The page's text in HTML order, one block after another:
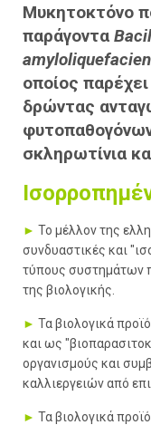
Μυκητοκτόνο
παράγοντα
οποίος
δρώντας
σκληρωτίνια
► Το μέλλον της
συνδυαστικές και
τύπους συστημάτων
της βιολογικής.
► Τα βιολογικά
και ως
οργανισμούς και
καλλιεργειών από
► Τα βιολογικά